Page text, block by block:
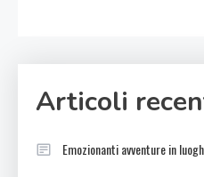
Articoli
Emozionanti avventure in